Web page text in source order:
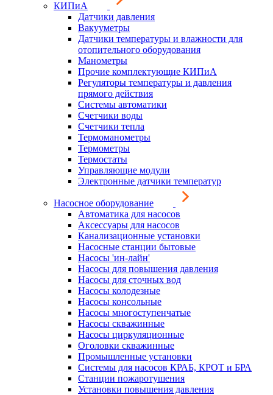
КИПиА
Датчики давления
Вакууметры
Датчики температуры и влажности для
отопительного оборудования
Манометры
Прочие комплектующие КИПиА
Регуляторы температуры и давления
прямого действия
Системы автоматики
Счетчики воды
Счетчики тепла
Термоманометры
Термометры
Термостаты
Управляющие модули
Электронные датчики температур
Насосное оборудование
Автоматика для насосов
Аксессуары для насосов
Канализационные установки
Насосные станции бытовые
Насосы 'ин-лайн'
Насосы для повышения давления
Насосы для сточных вод
Насосы колодезные
Насосы консольные
Насосы многоступенчатые
Насосы скважинные
Насосы циркуляционные
Оголовки скважинные
Промышленные установки
Системы для насосов КРАБ, КРОТ и БРА
Станции пожаротушения
Установки повышения давления